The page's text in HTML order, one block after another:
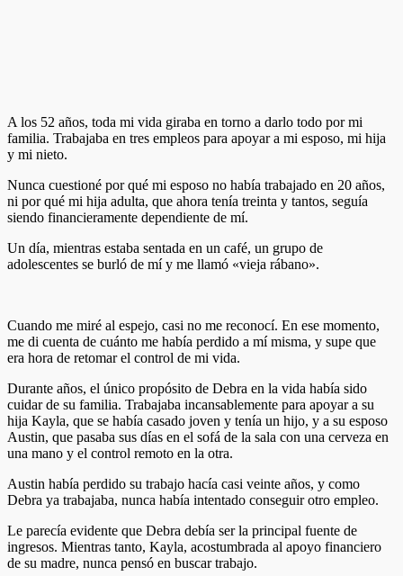
A los 52 años, toda mi vida giraba en torno a darlo todo por mi
familia. Trabajaba en tres empleos para apoyar a mi esposo, mi hija
y mi nieto.
Nunca cuestioné por qué mi esposo no había trabajado en 20 años,
ni por qué mi hija adulta, que ahora tenía treinta y tantos, seguía
siendo financieramente dependiente de mí.
Un día, mientras estaba sentada en un café, un grupo de
adolescentes se burló de mí y me llamó «vieja rábano».
Cuando me miré al espejo, casi no me reconocí. En ese momento,
me di cuenta de cuánto me había perdido a mí misma, y supe que
era hora de retomar el control de mi vida.
Durante años, el único propósito de Debra en la vida había sido
cuidar de su familia. Trabajaba incansablemente para apoyar a su
hija Kayla, que se había casado joven y tenía un hijo, y a su esposo
Austin, que pasaba sus días en el sofá de la sala con una cerveza en
una mano y el control remoto en la otra.
Austin había perdido su trabajo hacía casi veinte años, y como
Debra ya trabajaba, nunca había intentado conseguir otro empleo.
Le parecía evidente que Debra debía ser la principal fuente de
ingresos. Mientras tanto, Kayla, acostumbrada al apoyo financiero
de su madre, nunca pensó en buscar trabajo.